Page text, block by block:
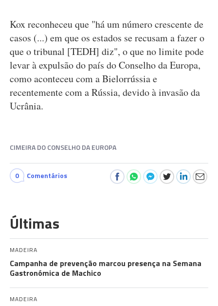
Kox reconheceu que "há um número crescente de
casos (...) em que os estados se recusam a fazer o
que o tribunal [TEDH] diz", o que no limite pode
levar à expulsão do país do Conselho da Europa,
como aconteceu com a Bielorrússia e
recentemente com a Rússia, devido à invasão da
Ucrânia.
CIMEIRA DO CONSELHO DA EUROPA
0 Comentários
Últimas
MADEIRA
Campanha de prevenção marcou presença na Semana
Gastronómica de Machico
MADEIRA